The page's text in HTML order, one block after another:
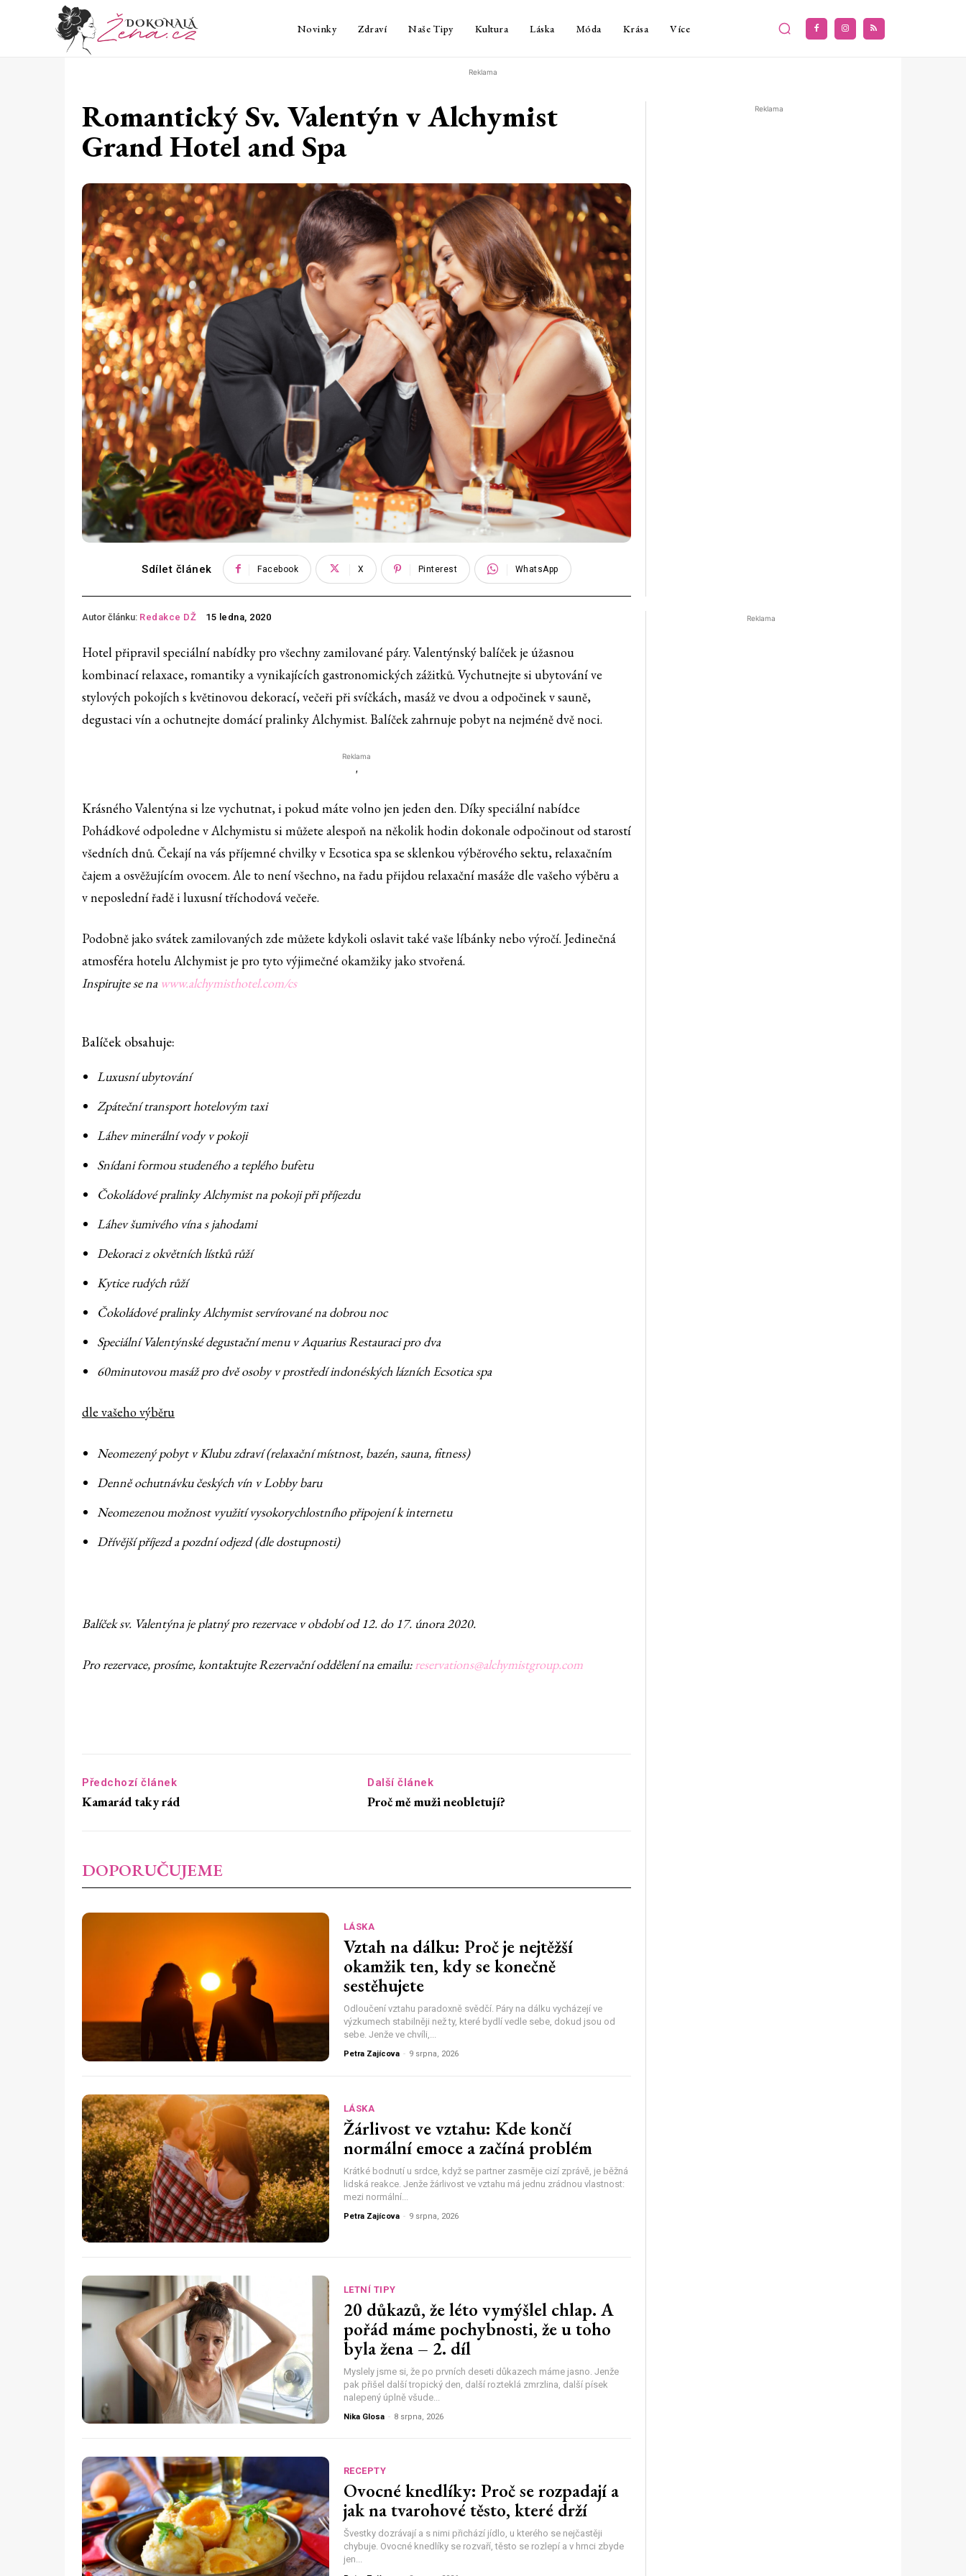
Novinky Zdraví Naše Tipy Kultura Láska Móda Krása Více
Reklama
Romantický Sv. Valentýn v Alchymist
Grand Hotel and Spa
Sdílet článek Facebook X Pinterest WhatsApp
Reklama
Autor článku: Redakce DŽ 15 ledna, 2020
Hotel připravil speciální nabídky pro všechny zamilované páry. Valentýnský balíček je úžasnou
kombinací relaxace, romantiky a vynikajících gastronomických zážitků. Vychutnejte si ubytování ve
stylových pokojích s květinovou dekorací, večeři při svíčkách, masáž ve dvou a odpočinek v sauně,
degustaci vín a ochutnejte domácí pralinky Alchymist. Balíček zahrnuje pobyt na nejméně dvě noci.
Reklama
'
Krásného Valentýna si lze vychutnat, i pokud máte volno jen jeden den. Díky speciální nabídce
Pohádkové odpoledne v Alchymistu si můžete alespoň na několik hodin dokonale odpočinout od starostí
všedních dnů. Čekají na vás příjemné chvilky v Ecsotica spa se sklenkou výběrového sektu, relaxačním
čajem a osvěžujícím ovocem. Ale to není všechno, na řadu přijdou relaxační masáže dle vašeho výběru a
v neposlední řadě i luxusní tříchodová večeře.
Podobně jako svátek zamilovaných zde můžete kdykoli oslavit také vaše líbánky nebo výročí. Jedinečná
atmosféra hotelu Alchymist je pro tyto výjimečné okamžiky jako stvořená.
Inspirujte se na www.alchymisthotel.com/cs
Balíček obsahuje:
Luxusní ubytování
Zpáteční transport hotelovým taxi
Láhev minerální vody v pokoji
Snídani formou studeného a teplého bufetu
Čokoládové pralinky Alchymist na pokoji při příjezdu
Láhev šumivého vína s jahodami
Dekoraci z okvětních lístků růží
Kytice rudých růží
Čokoládové pralinky Alchymist servírované na dobrou noc
Speciální Valentýnské degustační menu v Aquarius Restauraci pro dva
60minutovou masáž pro dvě osoby v prostředí indonéských lázních Ecsotica spa
dle vašeho výběru
Neomezený pobyt v Klubu zdraví (relaxační místnost, bazén, sauna, fitness)
Denně ochutnávku českých vín v Lobby baru
Neomezenou možnost využití vysokorychlostního připojení k internetu
Dřívější příjezd a pozdní odjezd (dle dostupnosti)
Balíček sv. Valentýna je platný pro rezervace v období od 12. do 17. února 2020.
Pro rezervace, prosíme, kontaktujte Rezervační oddělení na emailu:reservations@alchymistgroup.com
Předchozí článek
Kamarád taky rád
Další článek
Proč mě muži neobletují?
DOPORUČUJEME
LÁSKA
Vztah na dálku: Proč je nejtěžší
okamžik ten, kdy se konečně
sestěhujete
Odloučení vztahu paradoxně svědčí. Páry na dálku vycházejí ve
výzkumech stabilněji než ty, které bydlí vedle sebe, dokud jsou od
sebe. Jenže ve chvíli,...
Petra Zajícova - 9 srpna, 2026
LÁSKA
Žárlivost ve vztahu: Kde končí
normální emoce a začíná problém
Krátké bodnutí u srdce, když se partner zasměje cizí zprávě, je běžná
lidská reakce. Jenže žárlivost ve vztahu má jednu zrádnou vlastnost:
mezi normální...
Petra Zajícova - 9 srpna, 2026
LETNÍ TIPY
20 důkazů, že léto vymýšlel chlap. A
pořád máme pochybnosti, že u toho
byla žena – 2. díl
Myslely jsme si, že po prvních deseti důkazech máme jasno. Jenže
pak přišel další tropický den, další rozteklá zmrzlina, další písek
nalepený úplně všude...
Nika Glosa - 8 srpna, 2026
RECEPTY
Ovocné knedlíky: Proč se rozpadají a
jak na tvarohové těsto, které drží
Švestky dozrávají a s nimi přichází jídlo, u kterého se nejčastěji
chybuje. Ovocné knedlíky se rozvaří, těsto se rozlepí a v hrnci zbyde
jen...
Reklama